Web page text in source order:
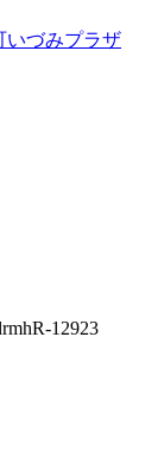
いづみプラザ
12923